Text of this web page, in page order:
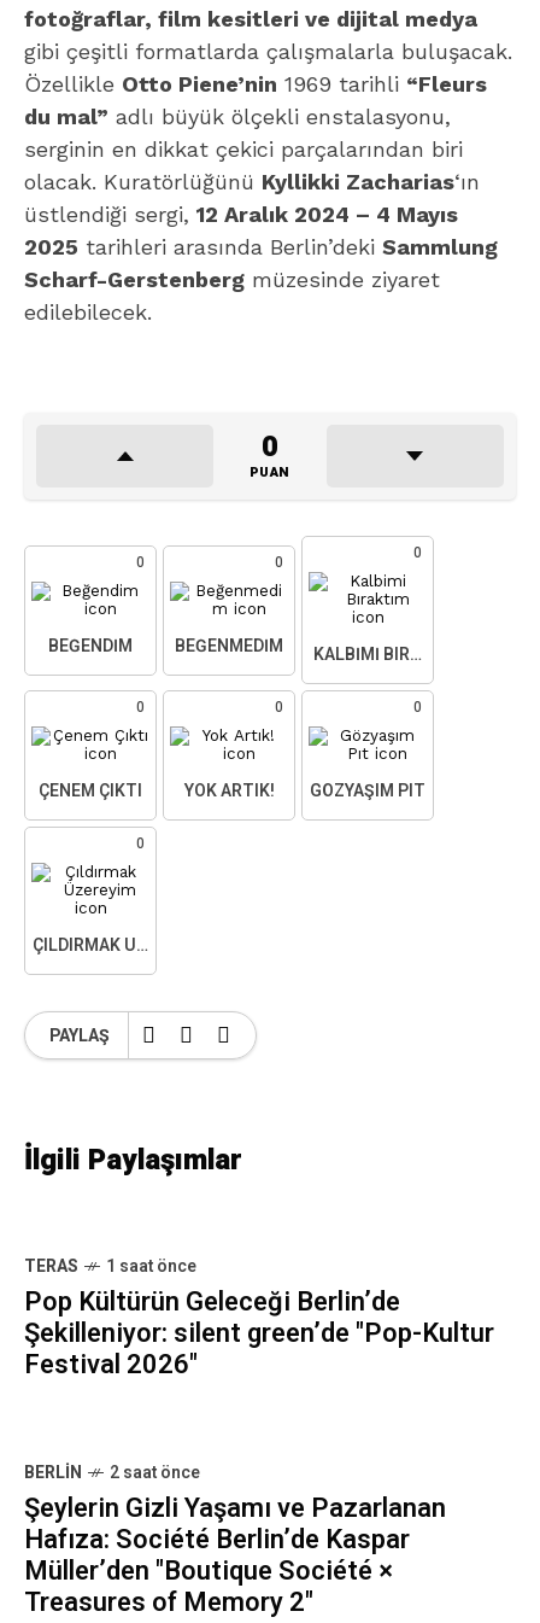
fotoğraflar, film kesitleri ve dijital medya
gibi çeşitli formatlarda çalışmalarla buluşacak.
Özellikle Otto Piene’nin 1969 tarihli “Fleurs
du mal” adlı büyük ölçekli enstalasyonu,
serginin en dikkat çekici parçalarından biri
olacak. Kuratörlüğünü Kyllikki Zacharias‘ın
üstlendiği sergi, 12 Aralık 2024 – 4 Mayıs
2025 tarihleri arasında Berlin’deki Sammlung
Scharf-Gerstenberg müzesinde ziyaret
edilebilecek.
0
PUAN
0
BEĞENDIM
0
BEĞENMEDIM
0
KALBIMI BIRAKTIM
0
ÇENEM ÇIKTI
0
YOK ARTIK!
0
GÖZYAŞIM PIT
0
ÇILDIRMAK ÜZEREYIM
PAYLAŞ
İlgili Paylaşımlar
TERAS 1 saat önce
Pop Kültürün Geleceği Berlin’de
Şekilleniyor: silent green’de "Pop-Kultur
Festival 2026"
BERLIN 2 saat önce
Şeylerin Gizli Yaşamı ve Pazarlanan
Hafıza: Société Berlin’de Kaspar
Müller’den "Boutique Société ×
Treasures of Memory 2"